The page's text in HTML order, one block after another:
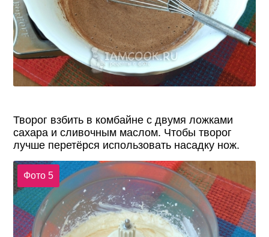
Творог взбить в комбайне с двумя ложками
сахара и сливочным маслом. Чтобы творог
лучше перетёрся использовать насадку нож.
Фото 5